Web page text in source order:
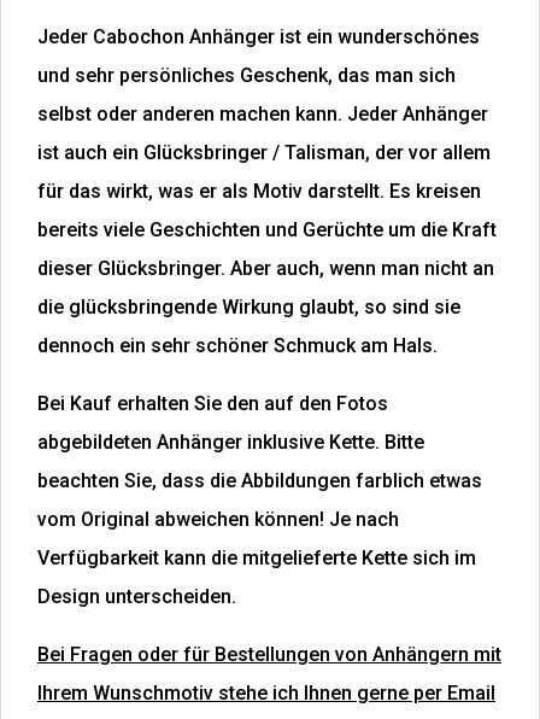
Jeder Cabochon Anhänger ist ein wunderschönes
und sehr persönliches Geschenk, das man sich
selbst oder anderen machen kann. Jeder Anhänger
ist auch ein Glücksbringer / Talisman, der vor allem
für das wirkt, was er als Motiv darstellt. Es kreisen
bereits viele Geschichten und Gerüchte um die Kraft
dieser Glücksbringer. Aber auch, wenn man nicht an
die glücksbringende Wirkung glaubt, so sind sie
dennoch ein sehr schöner Schmuck am Hals.
Bei Kauf erhalten Sie den auf den Fotos
abgebildeten Anhänger inklusive Kette. Bitte
beachten Sie, dass die Abbildungen farblich etwas
vom Original abweichen können! Je nach
Verfügbarkeit kann die mitgelieferte Kette sich im
Design unterscheiden.
Bei Fragen oder für Bestellungen von Anhängern mit
Ihrem Wunschmotiv stehe ich Ihnen gerne per Email